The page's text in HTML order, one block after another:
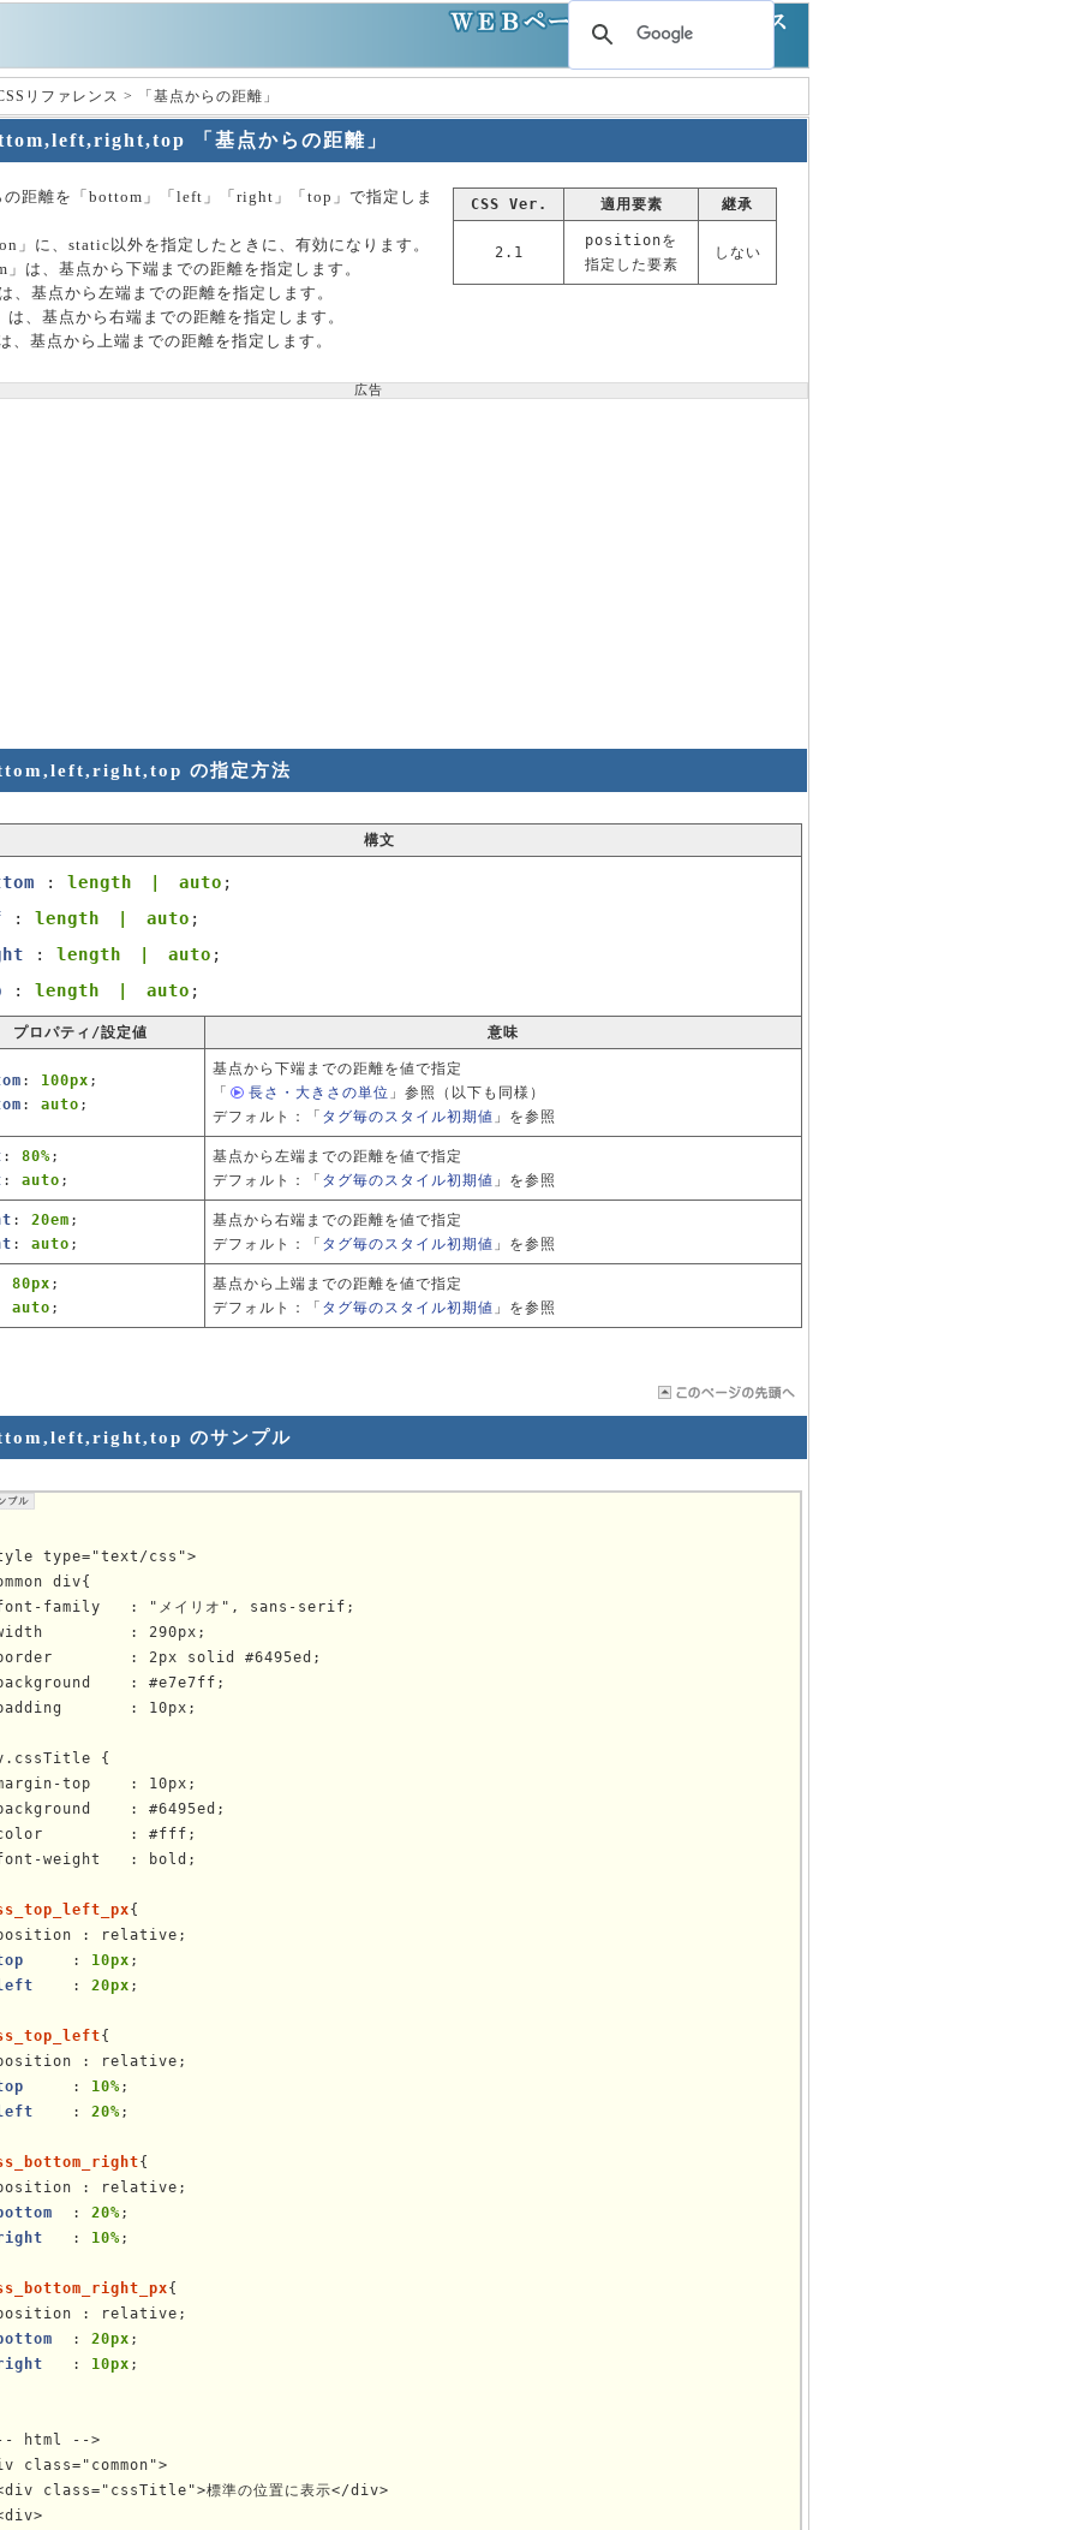
リファレンス > 「基点からの距離」
「基点からの距離」
の距離を「bottom」「left」「right」「top」で指定しま
」に、static以外を指定したときに、有効になります。
」は、基点から下端までの距離を指定します。
、基点から左端までの距離を指定します。
は、基点から右端までの距離を指定します。
、基点から上端までの距離を指定します。
CSS Ver. 適用要素 継承
2.1
positionを
指定した要素
しない
広告
の指定方法
構文
: length | auto ;
: length | auto ;
: length | auto ;
: length | auto ;
プロパティ/設定値 意味
: 100px ;
: auto ;
基点から下端までの距離を値で指定
「
長さ・大きさの単位 」 参照（以下も同様）
デフォルト：「 タグ毎のスタイル初期値 」を参照
: 80% ;
: auto ;
基点から左端までの距離を値で指定
デフォルト：「 タグ毎のスタイル初期値 」を参照
: 20em ;
: auto ;
基点から右端までの距離を値で指定
デフォルト：「 タグ毎のスタイル初期値 」を参照
80px ;
auto ;
基点から上端までの距離を値で指定
デフォルト：「 タグ毎のスタイル初期値 」を参照
のサンプル
type="text/css">
div{
family   : "メイリオ", sans-serif;
: 290px;
: 2px solid #6495ed;
: #e7e7ff;
: 10px;
{
top    : 10px;
: #6495ed;
: #fff;
weight   : bold;
{
: relative;
     :
10px ;
    :
20px ;
{
: relative;
     :
10% ;
    :
20% ;
{
: relative;
  :
20% ;
   :
10% ;
{
: relative;
  :
20px ;
   :
10px ;
html -->
class="common">
class="cssTitle">標準の位置に表示</div>